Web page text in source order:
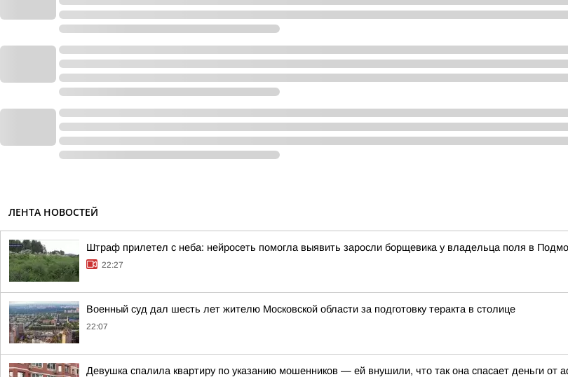
ЛЕНТА НОВОСТЕЙ
Штраф прилетел с неба: нейросеть помогла выявить заросли борщевика у владельца поля в
22:27
Военный суд дал шесть лет жителю Московской области за подготовку теракта в столице
22:07
Девушка спалила квартиру по указанию мошенников — ей внушили, что так она спасает деньги от